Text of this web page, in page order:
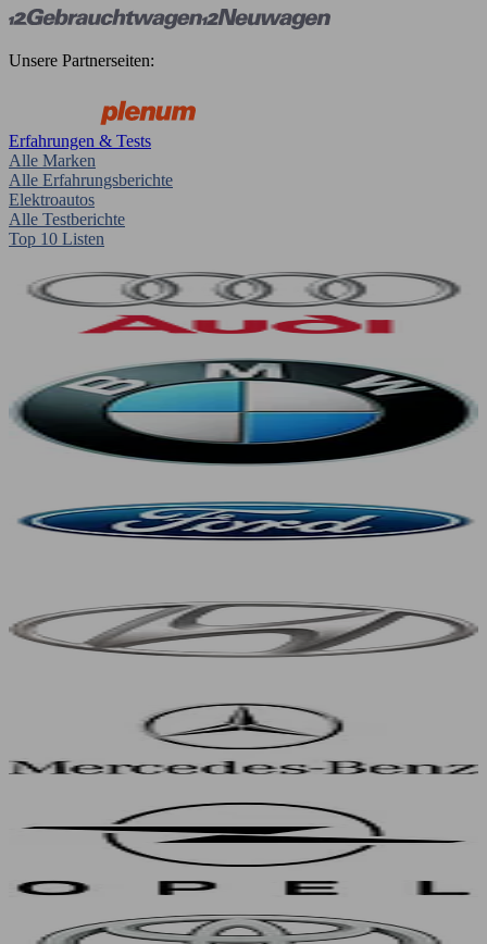
Unsere Partnerseiten:
Erfahrungen & Tests
Alle Marken
Alle Erfahrungsberichte
Elektroautos
Alle Testberichte
Top 10 Listen